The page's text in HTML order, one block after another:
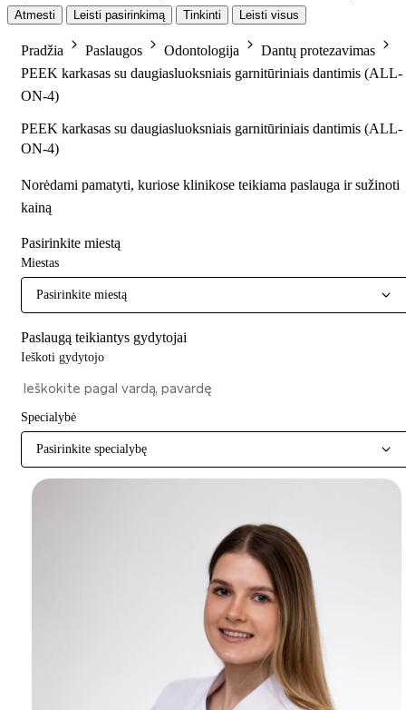
Atmesti Leisti pasirinkimą Tinkinti Leisti visus
Pradžia Paslaugos Odontologija
Dantų protezavimas
PEEK karkasas su daugiasluoksniais garnitūriniais dantimis (ALL-
ON-4)
PEEK karkasas su daugiasluoksniais garnitūriniais dantimis (ALL-
ON-4)
Norėdami pamatyti, kuriose klinikose teikiama paslauga ir sužinoti
kainą
Pasirinkite miestą
Miestas
Pasirinkite miestą
Paslaugą teikiantys gydytojai
Ieškoti gydytojo
Specialybė
Pasirinkite specialybę